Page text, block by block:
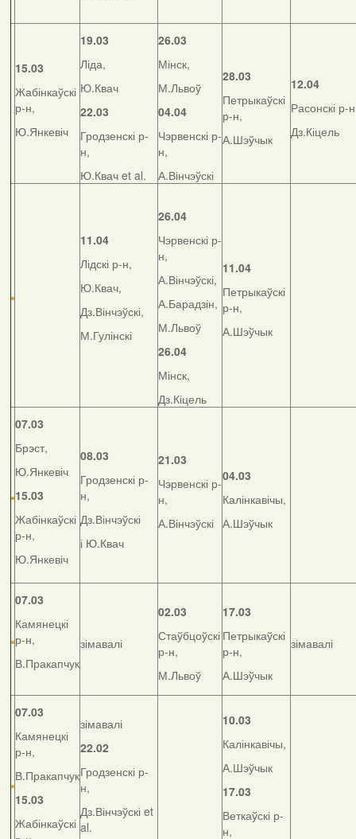
15.03
Жабінкаўскі
р-н,
Ю.Янкевіч
19.03
Ліда,
Ю.Квач
22.03
Гродзенскі р-
н,
Ю.Квач et al.
26.03
Мінск,
М.Львоў
04.04
Чэрвенскі р-
н,
А.Вінчэўскі
28.03
Петрыкаўскі
р-н,
А.Шэўчык
12.04
Расонскі р-
Дз.Кіцель
11.04
Лідскі р-н,
Ю.Квач,
Дз.Вінчэўскі,
М.Гулінскі
26.04
Чэрвенскі р-
н,
А.Вінчэўскі,
А.Барадзін,
М.Львоў
26.04
Мінск,
Дз.Кіцель
11.04
Петрыкаўскі
р-н,
А.Шэўчык
07.03
Брэст,
Ю.Янкевіч
15.03
Жабінкаўскі
р-н,
Ю.Янкевіч
08.03
Гродзенскі р-
н,
Дз.Вінчэўскі
і Ю.Квач
21.03
Чэрвенскі р-
н,
А.Вінчэўскі
04.03
Калінкавічы,
А.Шэўчык
07.03
Камянецкі
р-н,
В.Пракапчук
зімавалі
02.03
Стаўбцоўскі
р-н,
М.Львоў
17.03
Петрыкаўскі
р-н,
А.Шэўчык
зімавалі
07.03
Камянецкі
р-н,
В.Пракапчук
15.03
Жабінкаўскі
зімавалі
22.02
Гродзенскі р-
н,
Дз.Вінчэўскі et
al.
10.03
Калінкавічы,
А.Шэўчык
17.03
Веткаўскі р-
н,